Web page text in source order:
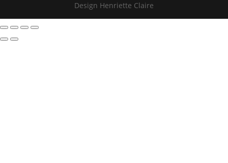
Design Henriette Claire